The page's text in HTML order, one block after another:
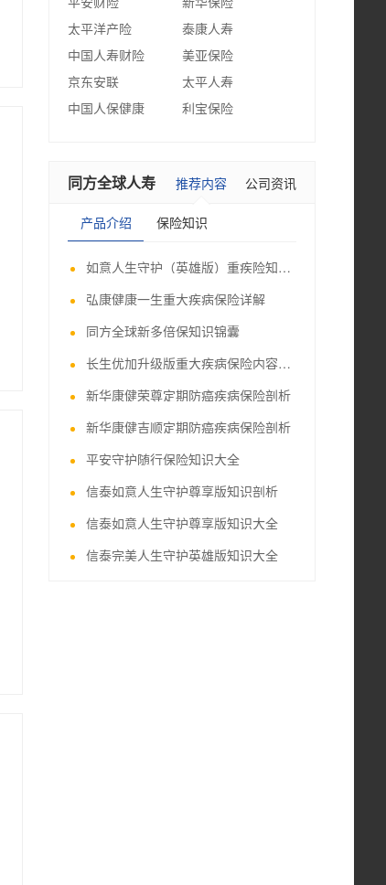
太平洋产险
泰康人寿
中国人寿财险
美亚保险
京东安联
太平人寿
中国人保健康
利宝保险
同方全球人寿 推荐内容 公司资讯
产品介绍 保险知识
如意人生守护（英雄版）重疾险知识讲堂
弘康健康一生重大疾病保险详解
同方全球新多倍保知识锦囊
长生优加升级版重大疾病保险内容讲堂
新华康健荣尊定期防癌疾病保险剖析
新华康健吉顺定期防癌疾病保险剖析
平安守护随行保险知识大全
信泰如意人生守护尊享版知识剖析
信泰如意人生守护尊享版知识大全
信泰完美人生守护英雄版知识大全